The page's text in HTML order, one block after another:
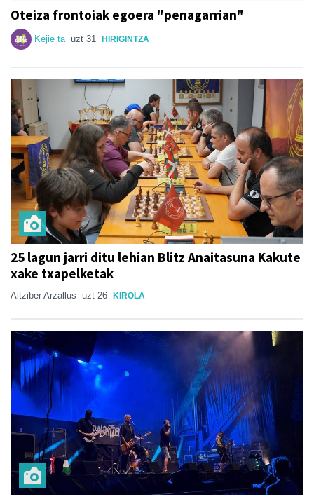
Oteiza frontoiak egoera "penagarrian"
Kejie ta uzt 31 HIRIGINTZA
25 lagun jarri ditu lehian Blitz Anaitasuna Kakute
xake txapelketak
Aitziber Arzallus uzt 26 KIROLA